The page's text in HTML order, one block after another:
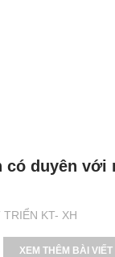
KT- XH
có duyên với
XEM THÊM BÀI VIẾT